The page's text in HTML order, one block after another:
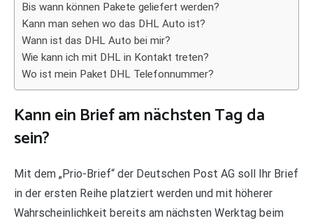
Bis wann können Pakete geliefert werden?
Kann man sehen wo das DHL Auto ist?
Wann ist das DHL Auto bei mir?
Wie kann ich mit DHL in Kontakt treten?
Wo ist mein Paket DHL Telefonnummer?
Kann ein Brief am nächsten Tag da
sein?
Mit dem „Prio-Brief“ der Deutschen Post AG soll Ihr Brief
in der ersten Reihe platziert werden und mit höherer
Wahrscheinlichkeit bereits am nächsten Werktag beim